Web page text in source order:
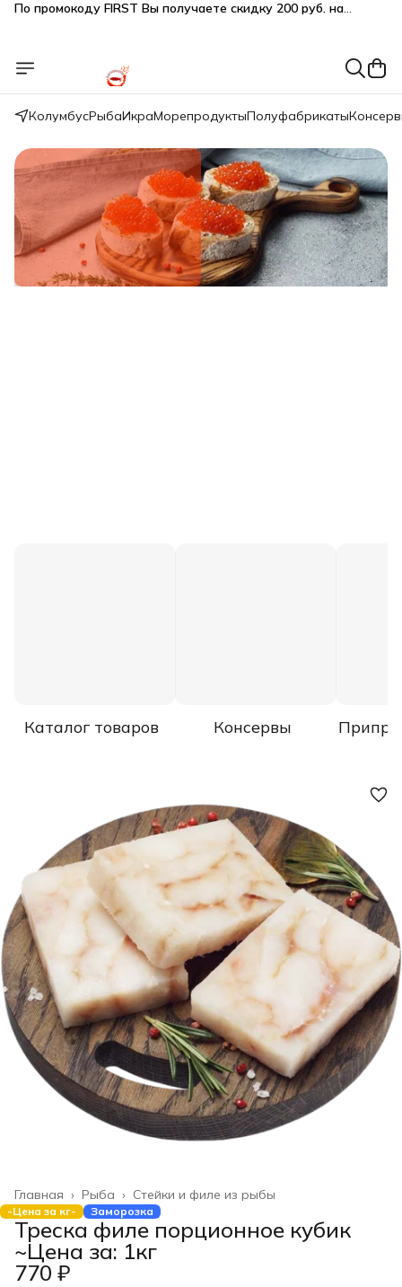
при оплате наличными
🎁 Бесплатная доставка при заказе от 5 000 руб.
КолумбусРыбаИкраМорепродуктыПолуфабрикаты
Каталог товаров Консервы
Стейки и филе из рыбы
Рыба ›
Главная ›
-Цена за кг- Заморозка
Треска филе порционное кубик
~Цена за: 1кг
770 ₽